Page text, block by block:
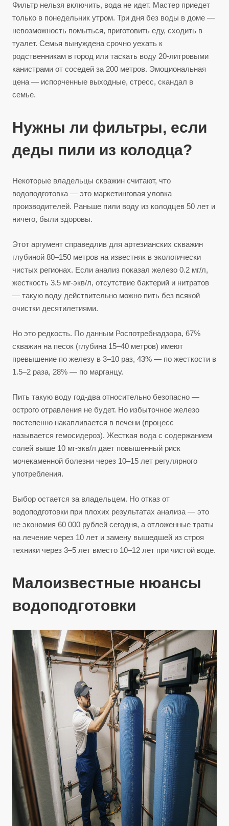
Фильтр нельзя включить, вода не идет. Мастер приедет
только в понедельник утром. Три дня без воды в доме —
невозможность помыться, приготовить еду, сходить в
туалет. Семья вынуждена срочно уехать к
родственникам в город или таскать воду 20-литровыми
канистрами от соседей за 200 метров. Эмоциональная
цена — испорченные выходные, стресс, скандал в
семье.
Нужны ли фильтры, если
деды пили из колодца?
Некоторые владельцы скважин считают, что
водоподготовка — это маркетинговая уловка
производителей. Раньше пили воду из колодцев 50 лет и
ничего, были здоровы.
Этот аргумент справедлив для артезианских скважин
глубиной 80–150 метров на известняк в экологически
чистых регионах. Если анализ показал железо 0.2 мг/л,
жесткость 3.5 мг-экв/л, отсутствие бактерий и нитратов
— такую воду действительно можно пить без всякой
очистки десятилетиями.
Но это редкость. По данным Роспотребнадзора, 67%
скважин на песок (глубина 15–40 метров) имеют
превышение по железу в 3–10 раз, 43% — по жесткости в
1.5–2 раза, 28% — по марганцу.
Пить такую воду год-два относительно безопасно —
острого отравления не будет. Но избыточное железо
постепенно накапливается в печени (процесс
называется гемосидероз). Жесткая вода с содержанием
солей выше 10 мг-экв/л дает повышенный риск
мочекаменной болезни через 10–15 лет регулярного
употребления.
Выбор остается за владельцем. Но отказ от
водоподготовки при плохих результатах анализа — это
не экономия 60 000 рублей сегодня, а отложенные траты
на лечение через 10 лет и замену вышедшей из строя
техники через 3–5 лет вместо 10–12 лет при чистой воде.
Малоизвестные нюансы
водоподготовки